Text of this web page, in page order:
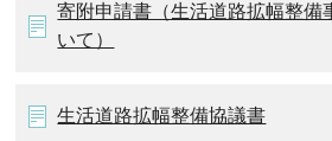
寄附申請書（生活道路拡幅整備
いて）
生活道路拡幅整備協議書